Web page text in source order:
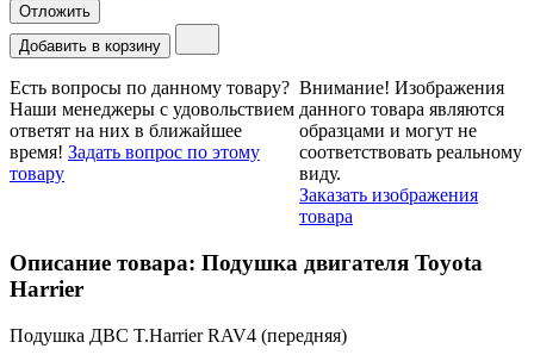
Отложить
Добавить в корзину
Есть вопросы по данному товару?
Наши менеджеры с удовольствием
ответят на них в ближайшее
время! Задать вопрос по этому
товару
Внимание! Изображения
данного товара являются
образцами и могут не
соответствовать реальному
виду.
Заказать изображения
товара
Описание товара: Подушка двигателя Toyota
Harrier
Подушка ДВС T.Harrier RAV4 (передняя)